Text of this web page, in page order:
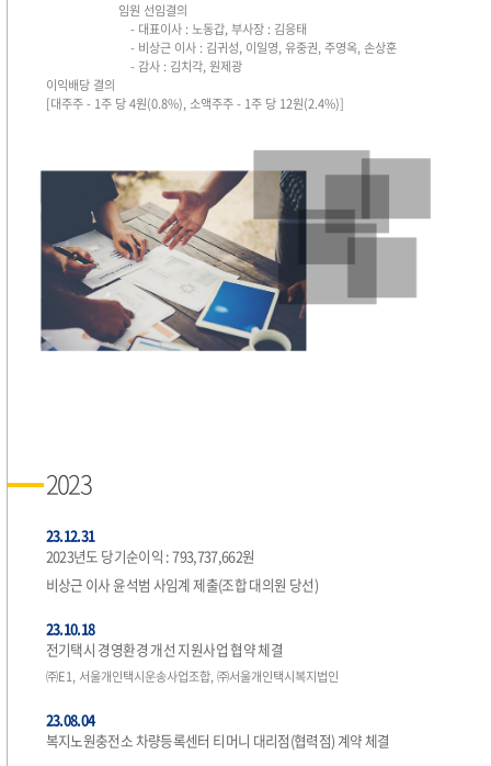
임원 선임결의
- 대표이사 : 노동갑, 부사장 : 김응태
- 비상근 이사 : 김귀성, 이일영, 유중권, 주영옥, 손상훈
- 감사 : 김치각, 원제광
이익배당 결의
[대주주 - 1주 당 4원(0.8%), 소액주주 - 1주 당 12원(2.4%)]
2023
23.12.31
2023년도 당기순이익 : 793,737,662원
비상근 이사 윤석범 사임계 제출(조합 대의원 당선)
23.10.18
전기택시 경영환경 개선 지원사업 협약 체결
㈜E1, 서울개인택시운송사업조합, ㈜서울개인택시복지법인
23.08.04
복지노원충전소 차량등록센터 티머니 대리점(협력점) 계약 체결